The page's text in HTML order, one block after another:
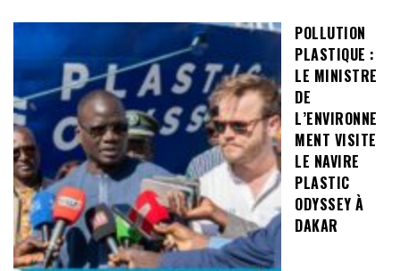
POLLUTION
PLASTIQUE :
LE MINISTRE
DE
L’ENVIRONNE
MENT VISITE
LE NAVIRE
PLASTIC
ODYSSEY À
DAKAR